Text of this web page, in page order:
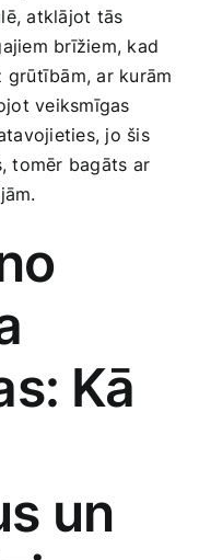
atklājot tās
brīžiem, kad
⁣grūtībām, ar kurām
veiksmīgas
jo šis
tomēr bagāts ar
⁤Kā‌
un